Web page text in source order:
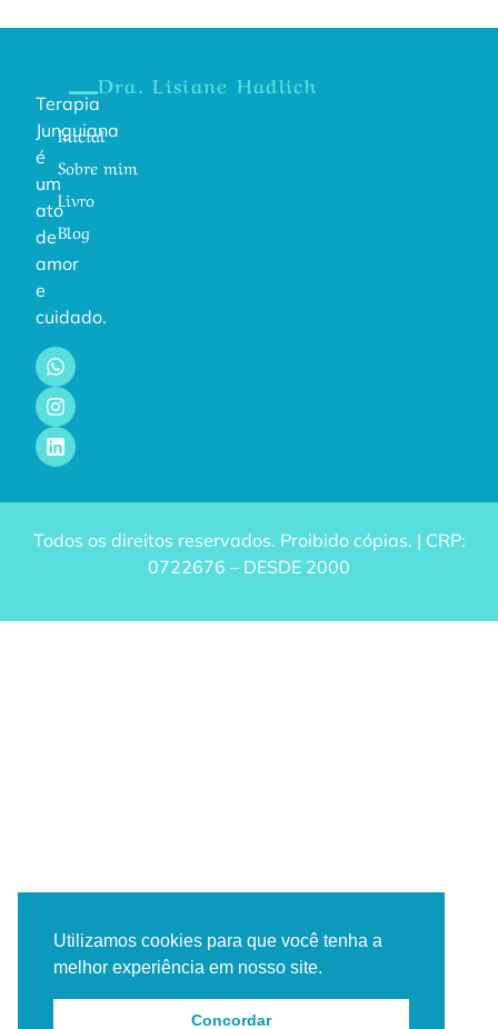
Terapia
Junguiana
é
um
ato
de
amor
e
cuidado.
Dra. Lisiane Hadlich
Inicial
Sobre mim
Livro
Blog
Todos os direitos reservados. Proibido cópias. | CRP:
0722676 – DESDE 2000
Utilizamos cookies para que você tenha a
melhor experiência em nosso site.
Concordar